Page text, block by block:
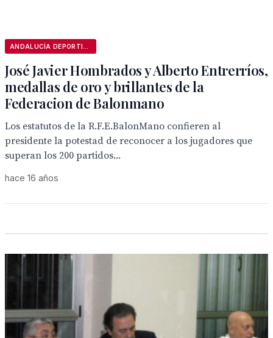
José Javier Hombrados y Alberto Entrerríos,
medallas de oro y brillantes de la
Federacion de Balonmano
Los estatutos de la R.F.E.BalonMano confieren al
presidente la potestad de reconocer a los jugadores que
superan los 200 partidos...
hace 16 años